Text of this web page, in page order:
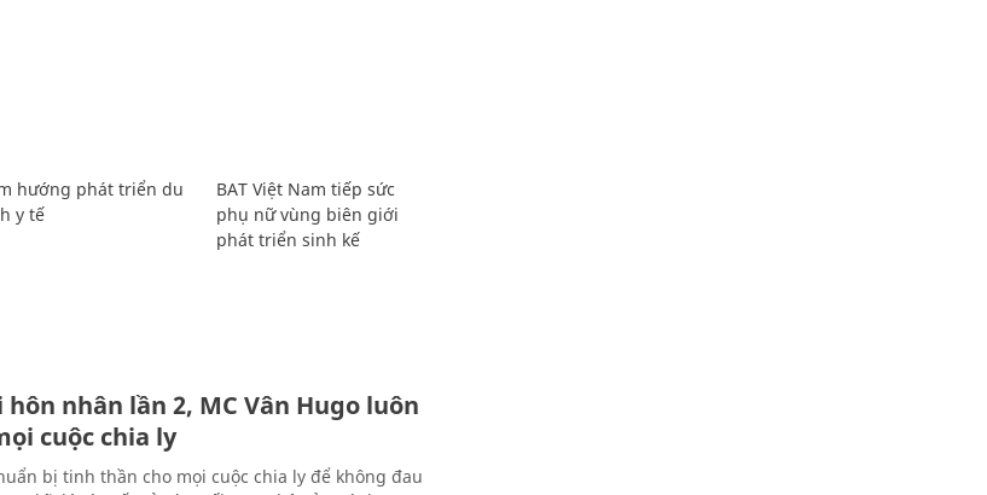
hướng phát triển du
y tế
BAT Việt Nam tiếp sức
phụ nữ vùng biên giới
phát triển sinh kế
nhân lần 2, MC Vân Hugo luôn
cuộc chia ly
bị tinh thần cho mọi cuộc chia ly để không đau